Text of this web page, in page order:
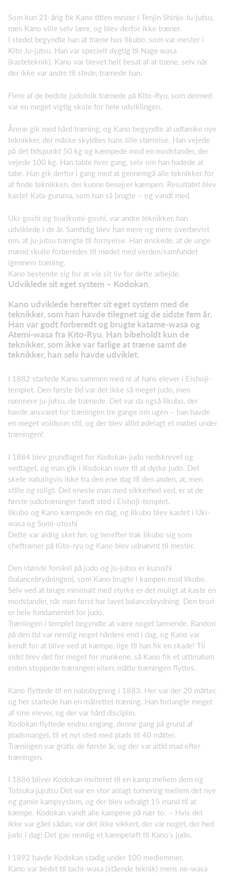
Som kun 21-årig fik Kano titlen mester i Tenjin Shinjo Ju-jutsu,
men Kano ville selv lære, og blev derfor ikke træner.
I stedet begyndte han at træne hos Iikubo, som var mester i
Kito Ju-jutsu. Han var specielt dygtig til Nage wasa
(kasteteknik). Kano var blevet helt besat af at træne, selv når
der ikke var andre til stede, trænede han.
Flere af de bedste judofolk trænede på Kito-Ryu, som dermed
var en meget vigtig skole for hele udviklingen.
Årene gik med hård træning, og Kano begyndte at udtænke nye
teknikker, der måske skyldtes hans lille størrelse. Han vejede
på det tidspunkt 50 kg og kæmpede mod en modstander, der
vejede 100 kg. Han tabte hver gang, selv om han hadede at
tabe. Han gik derfor i gang med at gennemgå alle teknikker for
at finde teknikken, der kunne besejrer kæmpen. Resultatet blev
kastet Kata-guruma, som han så brugte – og vandt med.
Uki-goshi og tsurikomi-goshi, var andre teknikker, han
udviklede i de år. Samtidig blev han mere og mere overbevist
om, at ju-jutsu trængte til fornyelse. Han ønskede, at de unge
mænd skulle forberedes til mødet med verden/samfundet
igennem træning.
Kano bestemte sig for at vie sit liv for dette arbejde.
Udviklede sit eget system – Kodokan.
Kano udviklede herefter sit eget system med de
teknikker, som han havde tilegnet sig de sidste fem år.
Han var godt forberedt og brugte katame-wasa og
Atemi-wasa fra Kito-Ryu. Han bibeholdt kun de
teknikker, som ikke var farlige at træne samt de
teknikker, han selv havde udviklet.
I 1882 startede Kano sammen med ni af hans elever i Eishoji-
templet. Den første tid var det ikke så meget judo, men
nærmere ju-jutsu, de trænede. Det var da også Iikubo, der
havde ansvaret for træningen tre gange om ugen – han havde
en meget voldsom stil, og der blev altid ødelagt et møbel under
træningen!
I 1884 blev grundlaget for Kodokan-judo nedskrevet og
vedtaget, og man gik i Kodokan over til at dyrke judo. Det
skete naturligvis ikke fra den ene dag til den anden, at, men
stille og roligt. Det eneste man med sikkerhed ved, er at de
første judotræninger fandt sted i Eishoji-templet.
Iikubo og Kano kæmpede en dag, og Iikubo blev kastet i Uki-
wasa og Sumi-otoshi
Dette var aldrig sket før, og herefter trak Iikubo sig som
cheftræner på Kito-ryu og Kano blev udnævnt til mester.
Den største forskel på judo og ju-jutsu er kuzushi
(balancebrydningen), som Kano brugte i kampen mod Iikubo.
Selv ved at bruge minimalt med styrke er det muligt at kaste en
modstander, når man først har lavet balancebrydning. Den teori
er hele fundamentet for judo.
Træningen i templet begyndte at være noget larmende. Randori
på den tid var nemlig noget hårdere end i dag, og Kano var
kendt for at blive ved at kæmpe, lige til han fik en skade! Til
sidst blev det for meget for munkene, så Kano fik et ultimatum
enten stoppede træningen ellers måtte træningen flyttes.
Kano flyttede til en nabobygning i 1883. Her var der 20 måtter,
og her startede han en målrettet træning. Han forlangte meget
af sine elever, og der var hård disciplin.
Kodokan flyttede endnu engang, denne gang på grund af
pladsmangel, til et nyt sted med plads til 40 måtter.
Træningen var gratis de første år, og der var altid mad efter
træningen.
I 1886 bliver Kodokan inviteret til en kamp mellem dem og
Totsuka jujutsu Det var en stor anlagt turnering mellem det nye
og gamle kampsystem, og der blev udvalgt 15 mand til at
kæmpe. Kodokan vandt alle kampene på nær to. – Hvis det
ikke var gået sådan, var det ikke sikkert, der var noget, der hed
judo i dag! Det gav nemlig et kæmpeløft til Kano’s judo.
I 1892 havde Kodokan stadig under 100 medlemmer.
Kano var bedst til tachi-wasa (stående teknik) mens ne-wasa